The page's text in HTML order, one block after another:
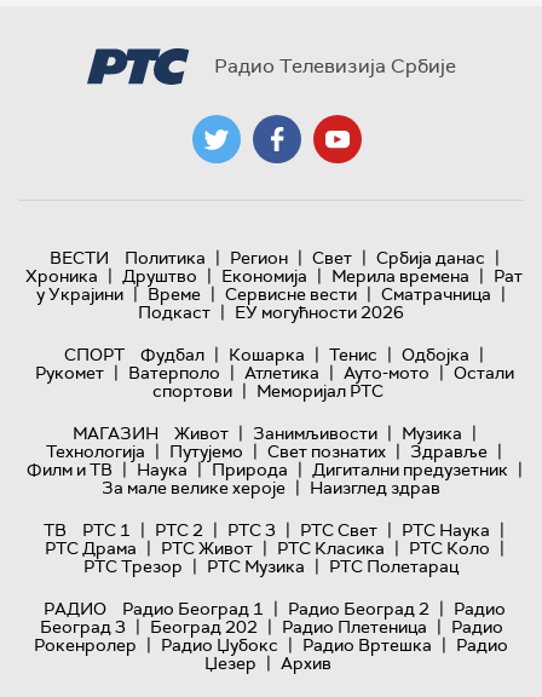
Радио Телевизија Србије
ВЕСТИ Политика | Регион | Свет | Србија данас |
Хроника | Друштво | Економија | Мерила времена | Рат
у Украјини | Време | Сервисне вести | Сматрачница |
Подкаст | ЕУ могућности 2026
СПОРТ
Фудбал | Кошарка | Тенис | Одбојка |
Рукомет | Ватерполо | Атлетика | Ауто-мото | Остали
спортови | Меморијал РТС
МАГАЗИН
Живот | Занимљивости | Музика |
Технологијa | Путујемо | Свет познатих | Здравље |
Филм и ТВ | Наука | Природа | Дигитални предузетник |
За мале велике хероје | Наизглед здрав
ТВ
РТС 1 | РТС 2 | РТС 3 | РТС Свет | РТС Наука |
РТС Драма | РТС Живот | РТС Класика | РТС Коло |
РТС Трезор | РТС Музика | РТС Полетарац
РАДИО
Радио Београд 1 | Радио Београд 2 | Радио
Београд 3 | Београд 202 | Радио Плетеница | Радио
Рокенролер | Радио Џубокс | Радио Вртешка | Радио
Џезер | Архив